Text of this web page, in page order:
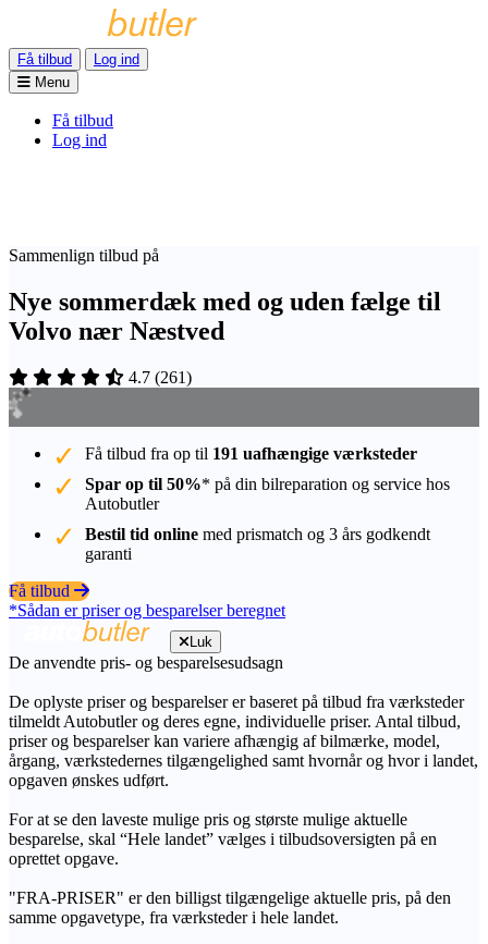
Få tilbud
Log ind
Menu
Få tilbud
Log ind
Sammenlign tilbud på
Nye sommerdæk med og uden fælge til
Volvo nær Næstved
4.7 (261)
Få tilbud fra op til 191 uafhængige værksteder
Spar op til 50%* på din bilreparation og service hos
Autobutler
Bestil tid online med prismatch og 3 års godkendt
garanti
Få tilbud
*Sådan er priser og besparelser beregnet
Luk
De anvendte pris- og besparelsesudsagn
De oplyste priser og besparelser er baseret på tilbud fra værksteder
tilmeldt Autobutler og deres egne, individuelle priser. Antal tilbud,
priser og besparelser kan variere afhængig af bilmærke, model,
årgang, værkstedernes tilgængelighed samt hvornår og hvor i landet,
opgaven ønskes udført.
For at se den laveste mulige pris og største mulige aktuelle
besparelse, skal “Hele landet” vælges i tilbudsoversigten på en
oprettet opgave.
"FRA-PRISER" er den billigst tilgængelige aktuelle pris, på den
samme opgavetype, fra værksteder i hele landet.